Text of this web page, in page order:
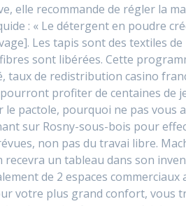
elle recommande de régler la
: « Le détergent en poudre
Les tapis sont des textiles
sont libérées. Cette
taux de redistribution casino
profiter de centaines de
pactole, pourquoi ne pas vous
sur Rosny-sous-bois pour
non pas du travai libre.
recevra un tableau dans son
de 2 espaces
votre plus grand confort, vous